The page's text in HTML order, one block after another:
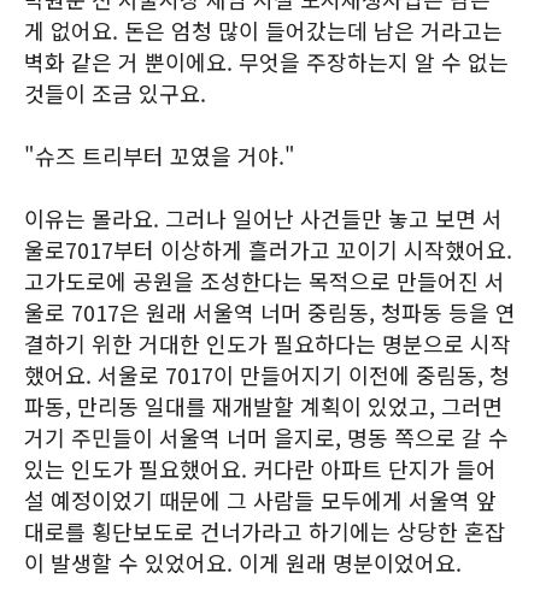
게 없어요. 돈은 엄청 많이 들어갔는데 남은 거라고는
벽화 같은 거 뿐이에요. 무엇을 주장하는지 알 수 없는
것들이 조금 있구요.
"슈즈 트리부터 꼬였을 거야."
이유는 몰라요. 그러나 일어난 사건들만 놓고 보면 서
울로7017부터 이상하게 흘러가고 꼬이기 시작했어요.
고가도로에 공원을 조성한다는 목적으로 만들어진 서
울로 7017은 원래 서울역 너머 중림동, 청파동 등을 연
결하기 위한 거대한 인도가 필요하다는 명분으로 시작
했어요. 서울로 7017이 만들어지기 이전에 중림동, 청
파동, 만리동 일대를 재개발할 계획이 있었고, 그러면
거기 주민들이 서울역 너머 을지로, 명동 쪽으로 갈 수
있는 인도가 필요했어요. 커다란 아파트 단지가 들어
설 예정이었기 때문에 그 사람들 모두에게 서울역 앞
대로를 횡단보도로 건너가라고 하기에는 상당한 혼잡
이 발생할 수 있었어요. 이게 원래 명분이었어요.